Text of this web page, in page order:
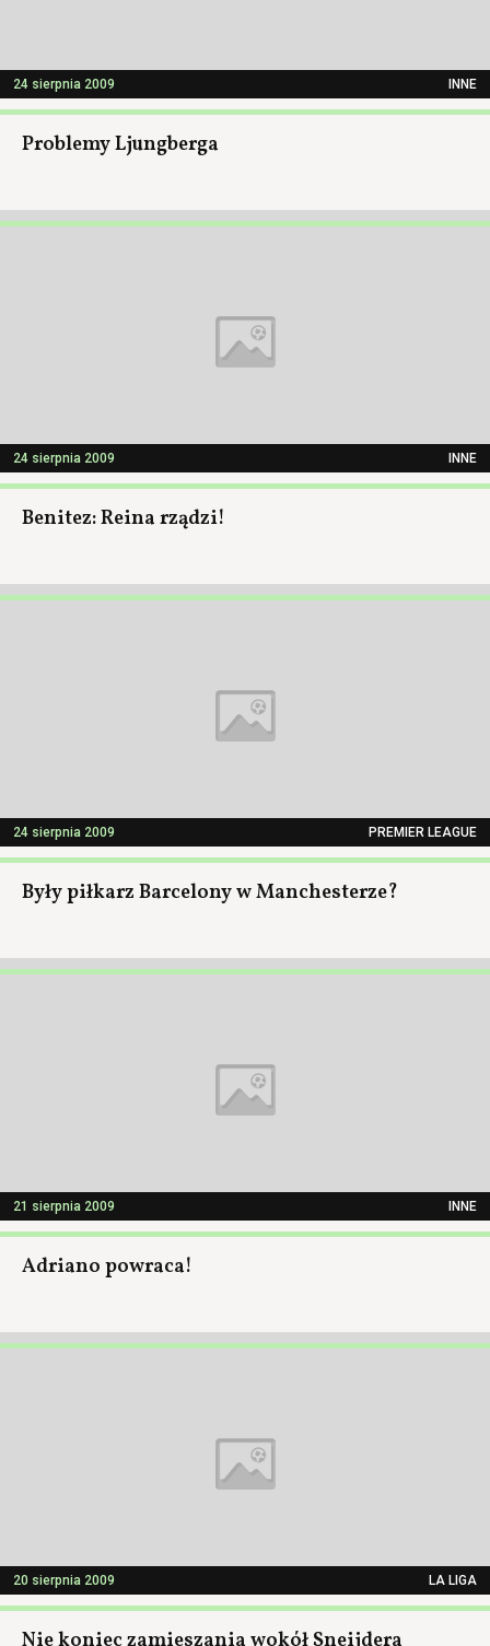
24 sierpnia 2009 INNE
Problemy Ljungberga
24 sierpnia 2009 INNE
Benitez: Reina rządzi!
24 sierpnia 2009 PREMIER LEAGUE
Były piłkarz Barcelony w Manchesterze?
21 sierpnia 2009 INNE
Adriano powraca!
20 sierpnia 2009 LA LIGA